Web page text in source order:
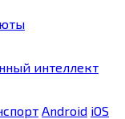
интеллект
Android iOS